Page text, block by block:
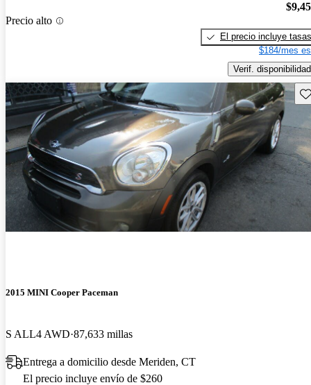
Precio alto
El precio incluye tasas
$184/mes
Verif. disponibilidad
2015 MINI Cooper Paceman
S ALL4 AWD 87,633 millas
Entrega a domicilio desde Meriden, CT
El precio incluye envío de $260